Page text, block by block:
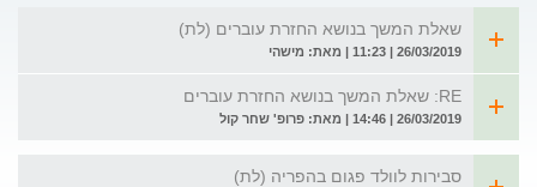
שאלת המשך בנושא החזרת עוברים (לת)
26/03/2019 | 11:23 | מאת: מישהי
RE: שאלת המשך בנושא החזרת עוברים
26/03/2019 | 14:46 | מאת: פרופ' שחר קול
סבירות לוולד פגום בהפריה (לת)